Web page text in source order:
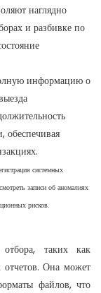
наглядно
и разбивке по
информацию о
обеспечивая
системных
записи об аномалиях
рисков.
таких как
отчетов. Она может
файлов, что